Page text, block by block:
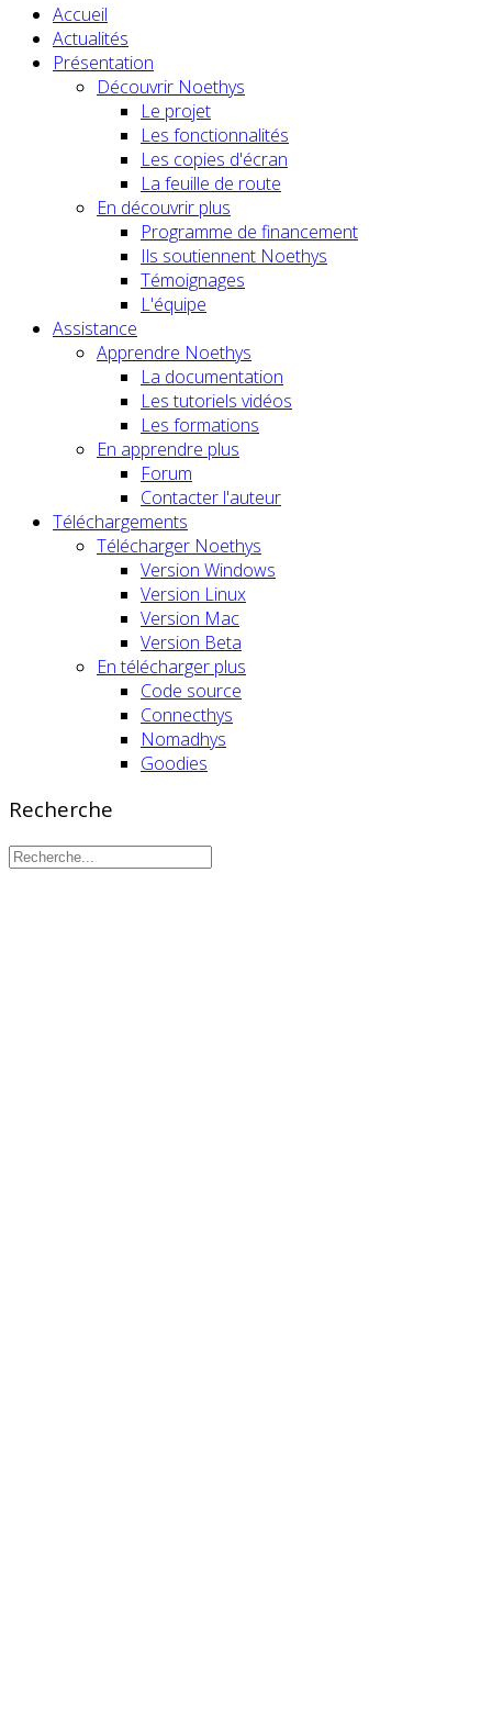
Accueil
Actualités
Présentation
Découvrir Noethys
Le projet
Les fonctionnalités
Les copies d'écran
La feuille de route
En découvrir plus
Programme de financement
Ils soutiennent Noethys
Témoignages
L'équipe
Assistance
Apprendre Noethys
La documentation
Les tutoriels vidéos
Les formations
En apprendre plus
Forum
Contacter l'auteur
Téléchargements
Télécharger Noethys
Version Windows
Version Linux
Version Mac
Version Beta
En télécharger plus
Code source
Connecthys
Nomadhys
Goodies
Recherche